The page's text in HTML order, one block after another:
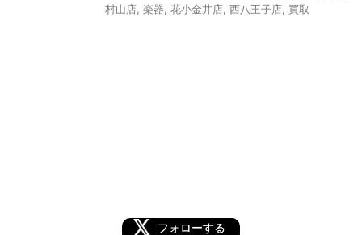
村山店 楽器 花小金井店 西八王子店 買取
フォローする